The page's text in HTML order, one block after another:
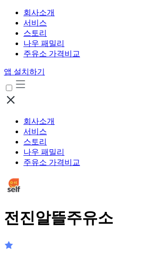
회사소개
서비스
스토리
나우 패밀리
주유소 가격비교
앱 설치하기
회사소개
서비스
스토리
나우 패밀리
주유소 가격비교
전진알뜰주유소